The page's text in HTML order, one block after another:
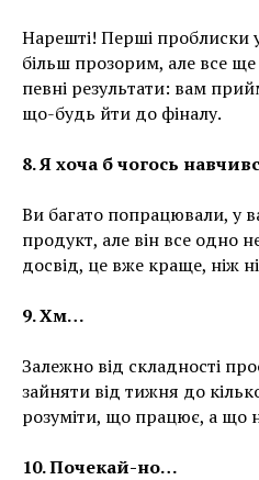
Нарешті! Перші проблиски
більш прозорим, але все
певні результати: вам
що-будь йти до фіналу.
8. Я хоча б чогось
Ви багато попрацювали, у
продукт, але він все одно
досвід, це вже краще, ніж
9. Хм…
Залежно від складності
зайняти від тижня до
розуміти, що працює, а що
10. Почекай-но…